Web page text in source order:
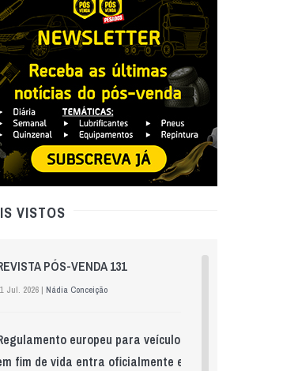
VISTOS
PÓS-VENDA 131
Jul. 2026 | Nádia Conceição
europeu para veículos
fim de vida entra oficialmente em